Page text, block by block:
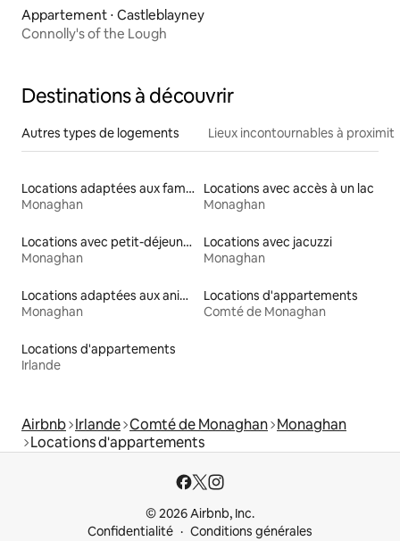
Appartement ⋅ Castleblayney
Connolly's of the Lough
Destinations à découvrir
Autres types de logements Lieux incontournables à
Locations adaptées aux familles
Monaghan
Locations avec accès à un lac
Monaghan
Locations avec petit-déjeuner
Monaghan
Locations avec jacuzzi
Monaghan
Locations adaptées aux animaux
Monaghan
Locations d'appartements
Comté de Monaghan
Locations d'appartements
Irlande
Airbnb Irlande Comté de Monaghan Monaghan
Locations d'appartements
© 2026 Airbnb, Inc.
Confidentialité
Conditions générales